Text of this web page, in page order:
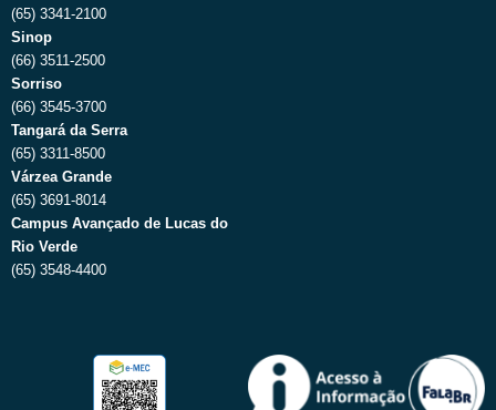
(65) 3341-2100
Sinop
(66) 3511-2500
Sorriso
(66) 3545-3700
Tangará da Serra
(65) 3311-8500
Várzea Grande
(65) 3691-8014
Campus Avançado de Lucas do
Rio Verde
(65) 3548-4400